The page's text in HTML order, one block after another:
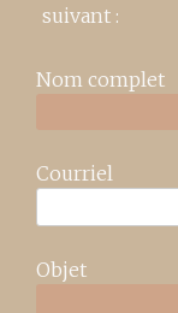
suivant :
Nom complet
Courriel
Objet